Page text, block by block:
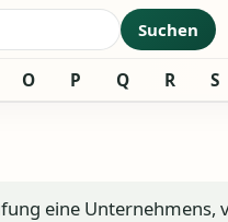
Suchen
O P Q R S
eine Unternehmens,